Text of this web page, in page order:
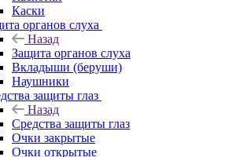
Каски
органов слуха
Назад
Защита органов слуха
Вкладыши (беруши)
Наушники
защиты глаз
Назад
Средства защиты глаз
Очки закрытые
Очки открытые